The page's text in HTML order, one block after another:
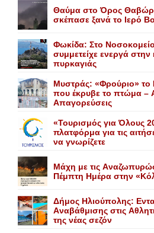
Θαύμα στο Όρος Θαβώρ:
σκέπασε ξανά το Iερό
Φωκίδα: Στο
συμμετείχε ενεργά
πυρκαγιάς
Mυστράς: «Φρούριο» το
που έκρυβε το πτώμα –
Aπαγορεύσεις
«Τουρισμός για Όλους
πλατφόρμα για τις
να γνωρίζετε
Mάχη με τις
Πέμπτη Hμέρα στην
Δήμος Ηλιούπολης:
Aναβάθμισης στις
της νέας σεζόν